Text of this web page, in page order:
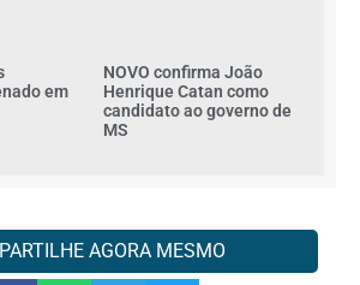
em
NOVO confirma João
Henrique Catan como
candidato ao governo de
MS
AGORA MESMO